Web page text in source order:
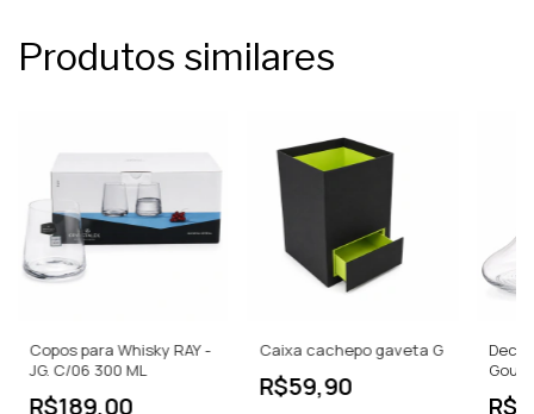
Produtos similares
Copos para Whisky RAY -
JG. C/06 300 ML
R$189,00
Caixa cachepo gaveta G
R$59,90